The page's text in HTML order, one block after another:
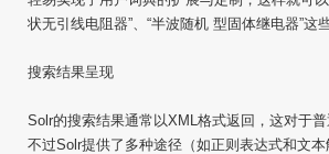
状无引线电阻器”、“半波随机 型固体继电器”这
搜索结果呈现
Solr的搜索结果通常以XML格式返回，这对于普
不过Solr提供了多种途径（如正则表达式和文